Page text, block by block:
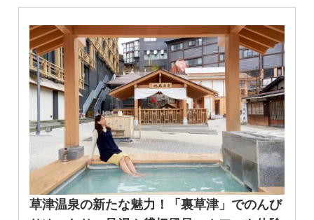
草津温泉の新たな魅力！「裏草津」でのんび